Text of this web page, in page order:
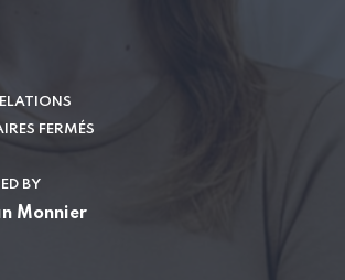
FERMÉS
BY
Monnier